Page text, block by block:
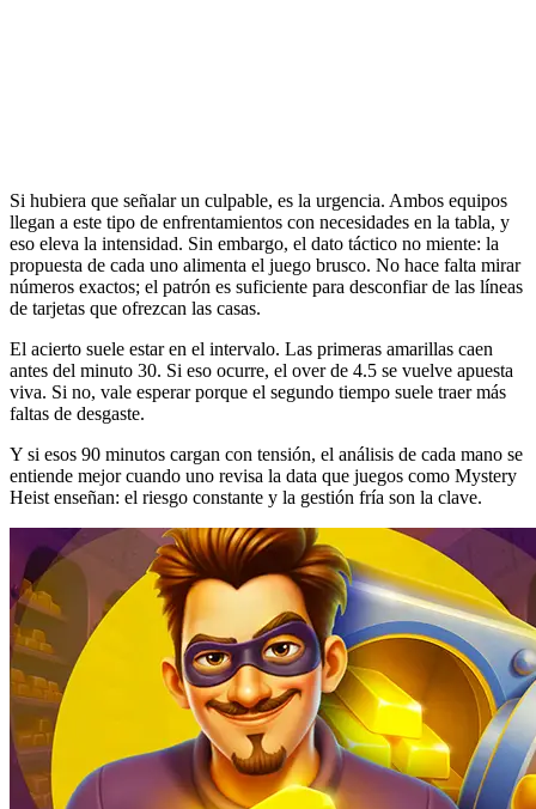
Si hubiera que señalar un culpable, es la urgencia. Ambos equipos
llegan a este tipo de enfrentamientos con necesidades en la tabla, y
eso eleva la intensidad. Sin embargo, el dato táctico no miente: la
propuesta de cada uno alimenta el juego brusco. No hace falta mirar
números exactos; el patrón es suficiente para desconfiar de las líneas
de tarjetas que ofrezcan las casas.
El acierto suele estar en el intervalo. Las primeras amarillas caen
antes del minuto 30. Si eso ocurre, el over de 4.5 se vuelve apuesta
viva. Si no, vale esperar porque el segundo tiempo suele traer más
faltas de desgaste.
Y si esos 90 minutos cargan con tensión, el análisis de cada mano se
entiende mejor cuando uno revisa la data que juegos como Mystery
Heist enseñan: el riesgo constante y la gestión fría son la clave.